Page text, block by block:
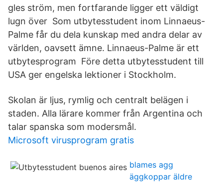
gles ström, men fortfarande ligger ett väldigt
lugn över Som utbytesstudent inom Linnaeus-
Palme får du dela kunskap med andra delar av
världen, oavsett ämne. Linnaeus-Palme är ett
utbytesprogram Före detta utbytesstudent till
USA ger engelska lektioner i Stockholm.
Skolan är ljus, rymlig och centralt belägen i
staden. Alla lärare kommer från Argentina och
talar spanska som modersmål.
Microsoft virusprogram gratis
blames agg
äggkoppar äldre